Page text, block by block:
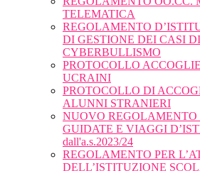
TELEMATICA
REGOLAMENTO
DI GESTIONE DEI CASI
CYBERBULLISMO
PROTOCOLLO
UCRAINI
PROTOCOLLO DI
ALUNNI STRANIERI
NUOVO REGOLAMENTO
GUIDATE E VIAGGI
dall'a.s.2023/24
REGOLAMENTO PER
DELL’ISTITUZIONE